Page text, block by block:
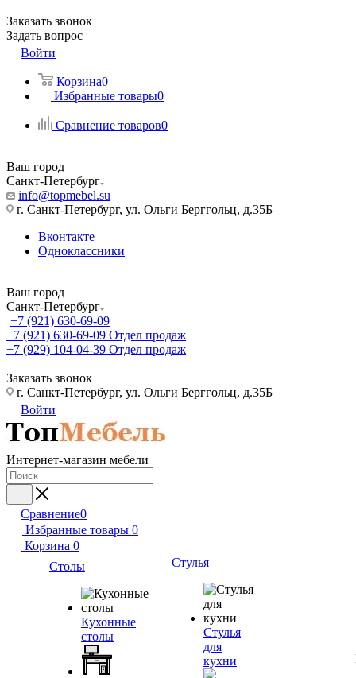
Заказать звонок
Задать вопрос
Войти
Корзина0
Избранные товары0
Сравнение товаров0
Ваш город
Санкт-Петербург
info@topmebel.su
г. Санкт-Петербург, ул. Ольги Берггольц, д.35Б
Вконтакте
Одноклассники
Ваш город
Санкт-Петербург
+7 (921) 630-69-09
+7 (921) 630-69-09 Отдел продаж
+7 (929) 104-04-39 Отдел продаж
Заказать звонок
г. Санкт-Петербург, ул. Ольги Берггольц, д.35Б
Войти
Интернет-магазин мебели
Сравнение0
Избранные товары 0
Корзина 0
Столы
Кухонные
столы
Стулья
Стулья
для
кухни